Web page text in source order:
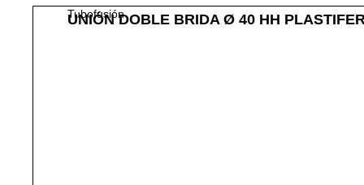
Tubofusión
UNIÓN DOBLE BRIDA Ø 40 HH